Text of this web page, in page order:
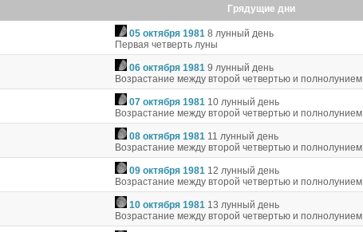
Грядущие дни
05 октября 1981 8 лунный день
Первая четверть луны
06 октября 1981 9 лунный день
Возрастание между второй четвертью и полнолунием
07 октября 1981 10 лунный день
Возрастание между второй четвертью и полнолунием
08 октября 1981 11 лунный день
Возрастание между второй четвертью и полнолунием
09 октября 1981 12 лунный день
Возрастание между второй четвертью и полнолунием
10 октября 1981 13 лунный день
Возрастание между второй четвертью и полнолунием